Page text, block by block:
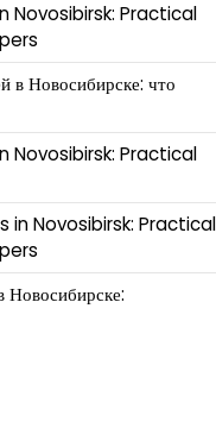
Novosibirsk: Practical
в Новосибирске: что
Novosibirsk: Practical
in Novosibirsk: Practical
Новосибирске: